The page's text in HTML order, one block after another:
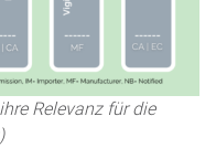
Relevanz für die